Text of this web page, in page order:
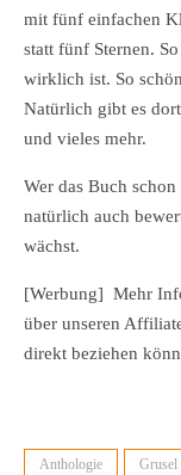
mit fünf einfachen
statt fünf Sternen.
wirklich ist. So
Natürlich gibt es
und vieles mehr.
Wer das Buch
natürlich auch
wächst.
[Werbung] Mehr
über unseren
direkt beziehen
Anthologie Grusel